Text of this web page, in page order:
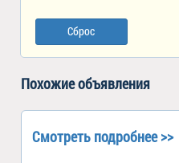
Сброс
Похожие объявления
Смотреть подробнее >>